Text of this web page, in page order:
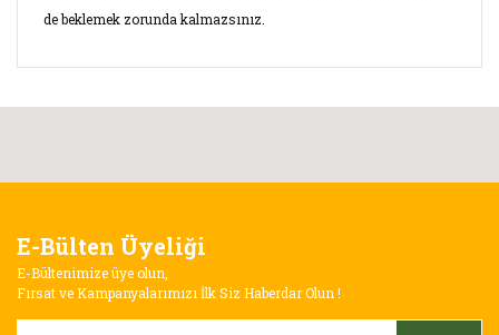
de beklemek zorunda kalmazsınız.
Görüş ve önerileriniz için teşekkür ederiz.
Ürün resmi kalitesiz, bozuk veya görüntülenemiyor.
Ürün açıklamasında eksik bilgiler bulunuyor.
E-Bülten Üyeliği
E-Bültenimize üye olun,
Fırsat ve Kampanyalarımızı İlk Siz Haberdar Olun !